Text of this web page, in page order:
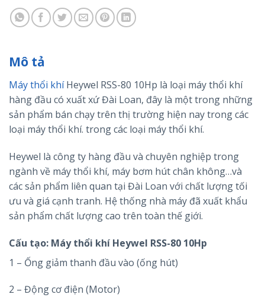
Mô tả
Máy thổi khíHeywel RSS-80 10Hp là loại máy thổi khí
hàng đầu có xuất xứ Đài Loan, đây là một trong những
sản phẩm bán chạy trên thị trường hiện nay trong các
loại máy thổi khí. trong các loại máy thổi khí.
Heywel là công ty hàng đầu và chuyên nghiệp trong
ngành về máy thổi khí, máy bơm hút chân không…và
các sản phẩm liên quan tại Đài Loan với chất lượng tối
ưu và giá cạnh tranh. Hệ thống nhà máy đã xuất khẩu
sản phẩm chất lượng cao trên toàn thế giới.
Cấu tạo: Máy thổi khí Heywel RSS-80 10Hp
1 – Ống giảm thanh đầu vào (ống hút)
2 – Động cơ điện (Motor)